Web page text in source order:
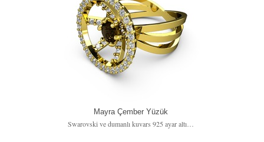
Mayra Çember Yüzük